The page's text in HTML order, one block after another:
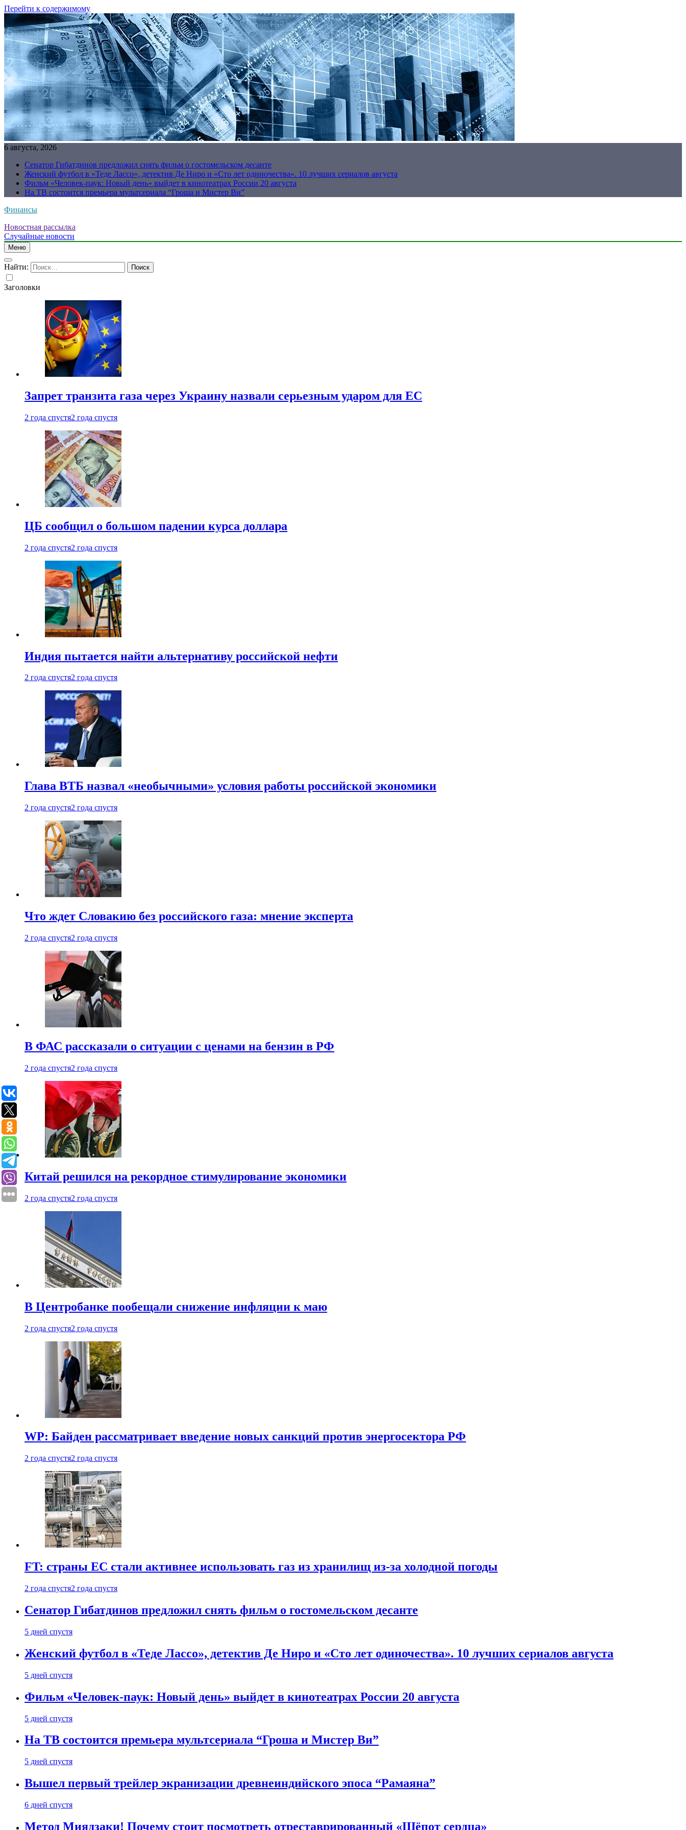
Перейти к содержимому
6 августа, 2026
Сенатор Гибатдинов предложил снять фильм о гостомельском десанте
Женский футбол в «Теде Лассо», детектив Де Ниро и «Сто лет одиночества». 10 лучших сериалов августа
Фильм «Человек-паук: Новый день» выйдет в кинотеатрах России 20 августа
На ТВ состоится премьера мультсериала “Гроша и Мистер Ви”
Финансы
Новостная рассылка
Случайные новости
Меню
Найти:
Заголовки
Запрет транзита газа через Украину назвали серьезным ударом для ЕС
2 года спустя2 года спустя
ЦБ сообщил о большом падении курса доллара
2 года спустя2 года спустя
Индия пытается найти альтернативу российской нефти
2 года спустя2 года спустя
Глава ВТБ назвал «необычными» условия работы российской экономики
2 года спустя2 года спустя
Что ждет Словакию без российского газа: мнение эксперта
2 года спустя2 года спустя
В ФАС рассказали о ситуации с ценами на бензин в РФ
2 года спустя2 года спустя
Китай решился на рекордное стимулирование экономики
2 года спустя2 года спустя
В Центробанке пообещали снижение инфляции к маю
2 года спустя2 года спустя
WP: Байден рассматривает введение новых санкций против энергосектора РФ
2 года спустя2 года спустя
FT: страны ЕС стали активнее использовать газ из хранилищ из-за холодной погоды
2 года спустя2 года спустя
Сенатор Гибатдинов предложил снять фильм о гостомельском десанте
5 дней спустя
Женский футбол в «Теде Лассо», детектив Де Ниро и «Сто лет одиночества». 10 лучших сериалов августа
5 дней спустя
Фильм «Человек-паук: Новый день» выйдет в кинотеатрах России 20 августа
5 дней спустя
На ТВ состоится премьера мультсериала “Гроша и Мистер Ви”
5 дней спустя
Вышел первый трейлер экранизации древнеиндийского эпоса “Рамаяна”
6 дней спустя
Метод Миядзаки! Почему стоит посмотреть отреставрированный «Шёпот сердца»